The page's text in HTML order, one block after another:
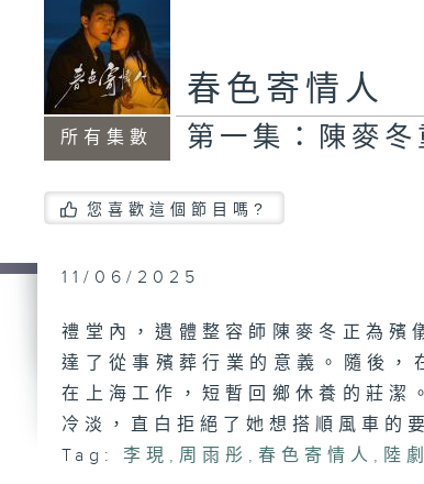
所有集數
春色寄情人
第一集：陳麥冬
您喜歡這個節目嗎?
11/06/2025
禮堂內，遺體整容師陳麥冬正為殯
達了從事殯葬行業的意義。隨後
在上海工作，短暫回鄉休養的莊潔
冷淡，直白拒絕了她想搭順風車的
Tag:
李現 ,周雨彤 ,春色寄情人 , 陸劇